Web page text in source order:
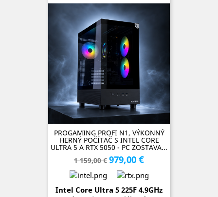
PROGAMING PROFI N1, VÝKONNÝ
HERNÝ POČÍTAČ S INTEL CORE
ULTRA 5 A RTX 5050 - PC ZOSTAVA...
Základná
cena
1 159,00 € Cena
979,00 €
Intel Core Ultra 5 225F 4.9GHz